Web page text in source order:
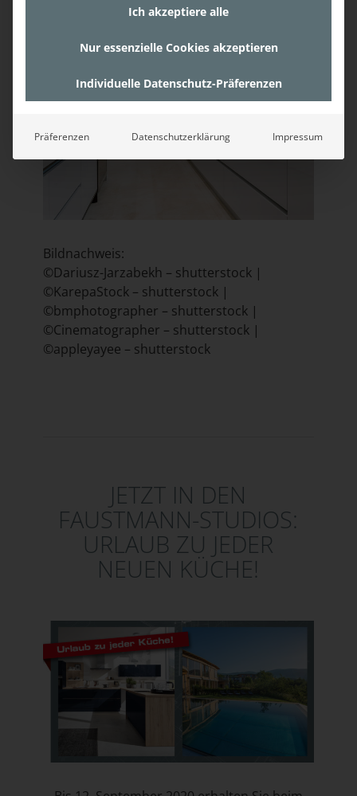
Bildnachweis:
©Dariusz-Jarzabekh – shutterstock |
©KarepaStock – shutterstock |
©bmphotographer – shutterstock |
©Cinematographer – shutterstock |
©appleyayee – shutterstock
JETZT IN DEN
FAUSTMANN-STUDIOS:
URLAUB ZU JEDER
NEUEN KÜCHE!
Ich akzeptiere alle
Nur essenzielle Cookies akzeptieren
Individuelle Datenschutz-Präferenzen
Präferenzen Datenschutzerklärung Impressum